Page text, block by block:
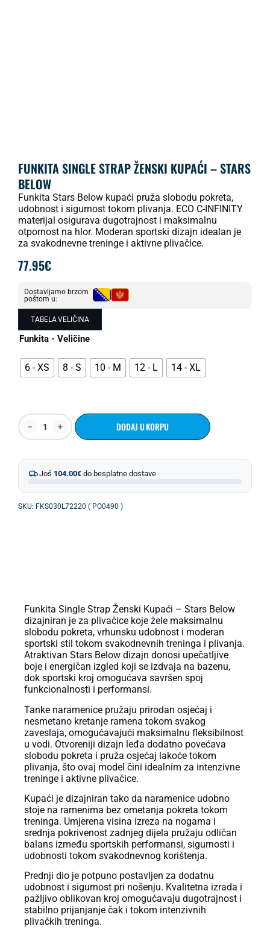
FUNKITA SINGLE STRAP ŽENSKI KUPAĆI – STARS
BELOW
Funkita Stars Below kupaći pruža slobodu pokreta,
udobnost i sigurnost tokom plivanja. ECO C-INFINITY
materijal osigurava dugotrajnost i maksimalnu
otpornost na hlor. Moderan sportski dizajn idealan je
za svakodnevne treninge i aktivne plivačice.
77.95€
Dostavljamo brzom
poštom u:
TABELA VELIČINA
Funkita - Veličine
6 - XS 8 - S 10 - M 12 - L 14 - XL
DODAJ U KORPU
Još 104.00€ do besplatne dostave
SKU: FKS030L72220 ( PO0490 )
Funkita Single Strap Ženski Kupaći – Stars Below
dizajniran je za plivačice koje žele maksimalnu
slobodu pokreta, vrhunsku udobnost i moderan
sportski stil tokom svakodnevnih treninga i plivanja.
Atraktivan Stars Below dizajn donosi upečatljive
boje i energičan izgled koji se izdvaja na bazenu,
dok sportski kroj omogućava savršen spoj
funkcionalnosti i performansi.
Tanke naramenice pružaju prirodan osjećaj i
nesmetano kretanje ramena tokom svakog
zaveslaja, omogućavajući maksimalnu fleksibilnost
u vodi. Otvoreniji dizajn leđa dodatno povećava
slobodu pokreta i pruža osjećaj lakoće tokom
plivanja, što ovaj model čini idealnim za intenzivne
treninge i aktivne plivačice.
Kupaći je dizajniran tako da naramenice udobno
stoje na ramenima bez ometanja pokreta tokom
treninga. Umjerena visina izreza na nogama i
srednja pokrivenost zadnjeg dijela pružaju odličan
balans između sportskih performansi, sigurnosti i
udobnosti tokom svakodnevnog korištenja.
Prednji dio je potpuno postavljen za dodatnu
udobnost i sigurnost pri nošenju. Kvalitetna izrada i
pažljivo oblikovan kroj omogućavaju dugotrajnost i
stabilno prijanjanje čak i tokom intenzivnih
plivačkih treninga.